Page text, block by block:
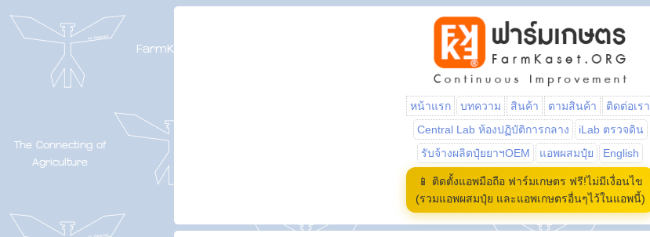
หน้าแรก บทความ สินค้า ตามสินค้า
ติดต่อเรา
Central Lab ห้องปฏิบัติการกลาง
iLab ตรวจดิน
รับจ้างผลิตปุ๋ยยาฯOEM
แอพผสมปุ๋ย English
📱 ติดตั้งแอพมือถือ ฟาร์มเกษตร ฟรี!ไม่มีเงื่อนไข
(รวมแอพผสมปุ๋ย และแอพเกษตรอื่นๆไว้ในแอพนี้)